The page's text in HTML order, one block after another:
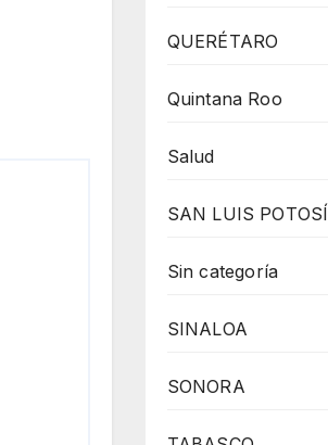
QUERÉTARO
Quintana Roo
Salud
SAN LUIS POTOSÍ
Sin categoría
SINALOA
SONORA